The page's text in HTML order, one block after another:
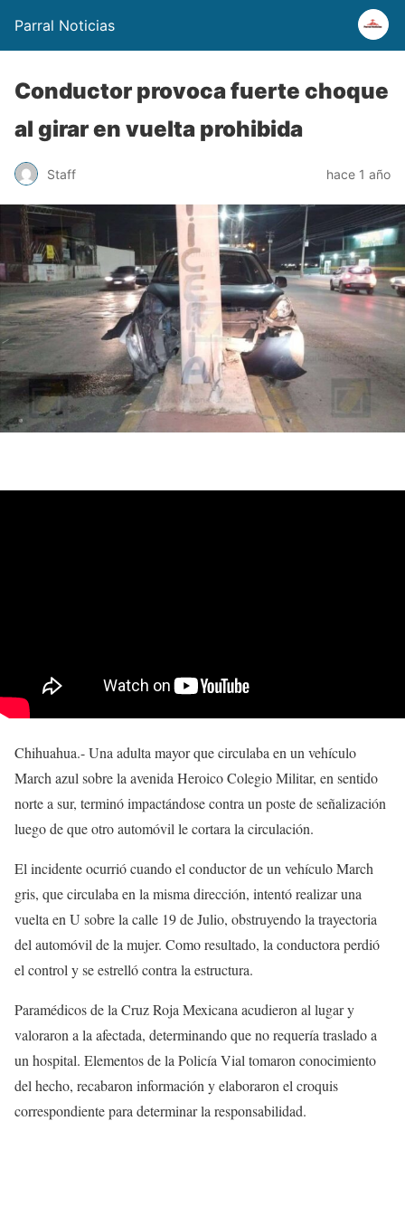
Parral Noticias
Conductor provoca fuerte choque
al girar en vuelta prohibida
Staff hace 1 año
Chihuahua.- Una adulta mayor que circulaba en un vehículo
March azul sobre la avenida Heroico Colegio Militar, en sentido
norte a sur, terminó impactándose contra un poste de señalización
luego de que otro automóvil le cortara la circulación.
El incidente ocurrió cuando el conductor de un vehículo March
gris, que circulaba en la misma dirección, intentó realizar una
vuelta en U sobre la calle 19 de Julio, obstruyendo la trayectoria
del automóvil de la mujer. Como resultado, la conductora perdió
el control y se estrelló contra la estructura.
Paramédicos de la Cruz Roja Mexicana acudieron al lugar y
valoraron a la afectada, determinando que no requería traslado a
un hospital. Elementos de la Policía Vial tomaron conocimiento
del hecho, recabaron información y elaboraron el croquis
correspondiente para determinar la responsabilidad.